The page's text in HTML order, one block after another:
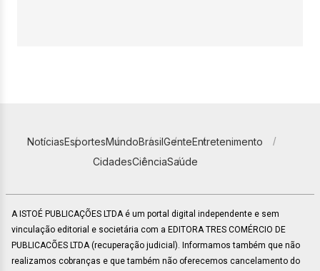
NotíciasEsportesMundoBrasilGenteEntretenimento
CidadesCiênciaSaúde
A ISTOÉ PUBLICAÇÕES LTDA é um portal digital independente e sem
vinculação editorial e societária com a EDITORA TRES COMÉRCIO DE
PUBLICACÕES LTDA (recuperação judicial). Informamos também que não
realizamos cobranças e que também não oferecemos cancelamento do